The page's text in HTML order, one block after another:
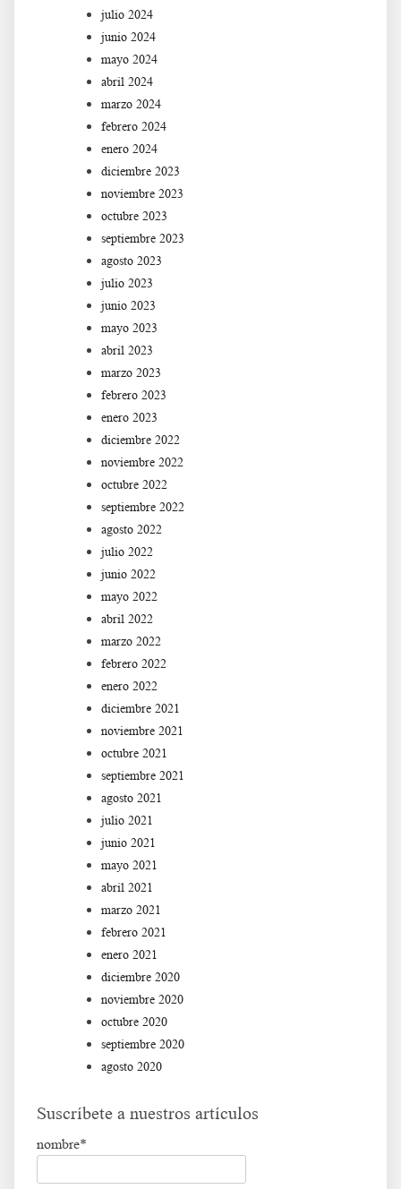
julio 2024
junio 2024
mayo 2024
abril 2024
marzo 2024
febrero 2024
enero 2024
diciembre 2023
noviembre 2023
octubre 2023
septiembre 2023
agosto 2023
julio 2023
junio 2023
mayo 2023
abril 2023
marzo 2023
febrero 2023
enero 2023
diciembre 2022
noviembre 2022
octubre 2022
septiembre 2022
agosto 2022
julio 2022
junio 2022
mayo 2022
abril 2022
marzo 2022
febrero 2022
enero 2022
diciembre 2021
noviembre 2021
octubre 2021
septiembre 2021
agosto 2021
julio 2021
junio 2021
mayo 2021
abril 2021
marzo 2021
febrero 2021
enero 2021
diciembre 2020
noviembre 2020
octubre 2020
septiembre 2020
agosto 2020
Suscríbete a nuestros artículos
nombre*